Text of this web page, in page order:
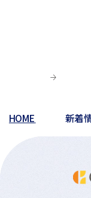
HOME 新着